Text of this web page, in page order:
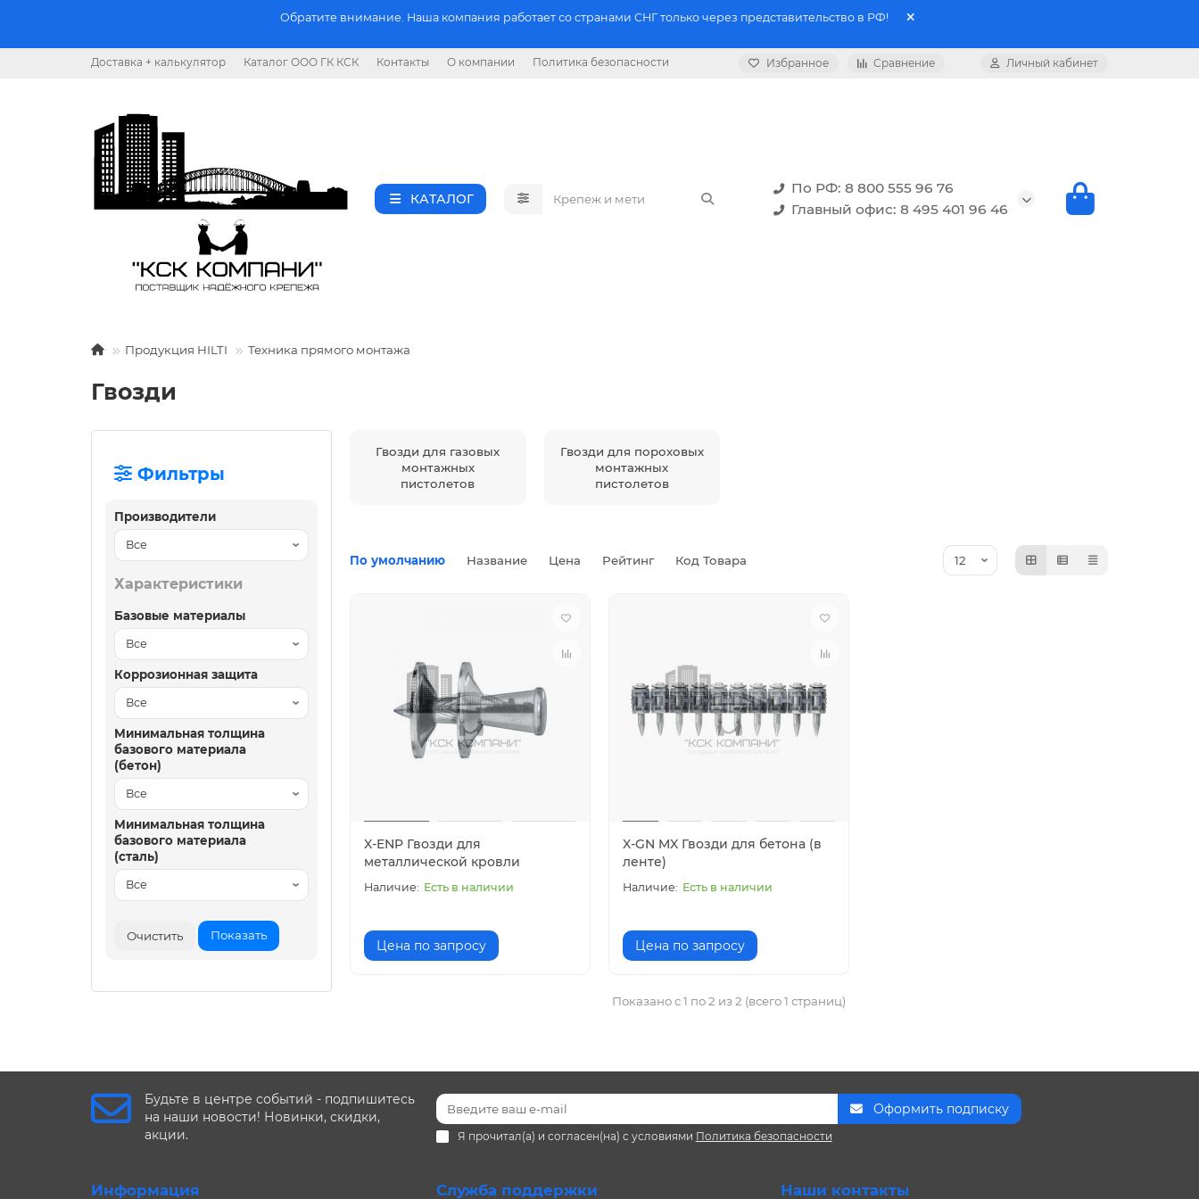
Обратите внимание. Наша компания работает со странами СНГ только через представительство в РФ!
Доставка + калькулятор Каталог ООО ГК КСК Контакты О компании Политика безопасности Избранное Сравнение Личный кабинет
КАТАЛОГ
По РФ: 8 800 555 96 76
Главный офис: 8 495 401 96 46
Продукция HILTI Техника прямого монтажа
Гвозди
Фильтры
Производители
Характеристики
Базовые материалы
Коррозионная защита
Минимальная толщина
базового материала
(бетон)
Минимальная толщина
базового материала
(сталь)
Очистить Показать
Гвозди для газовых
монтажных
пистолетов
Гвозди для пороховых
монтажных
пистолетов
По умолчанию Название Цена Рейтинг Код Товара
X-ENP Гвозди для
металлической кровли
Есть в наличии
Цена по запросу
X-GN MX Гвозди для бетона (в
ленте)
Есть в наличии
Цена по запросу
Показано с 1 по 2 из 2 (всего 1 страниц)
Будьте в центре событий - подпишитесь
на наши новости! Новинки, скидки,
акции.
Оформить подписку
Я прочитал(а) и согласен(на) с условиями Политика безопасности
Информация Служба поддержки Наши контакты